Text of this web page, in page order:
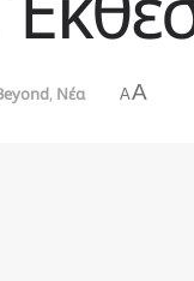
, Νέα AA